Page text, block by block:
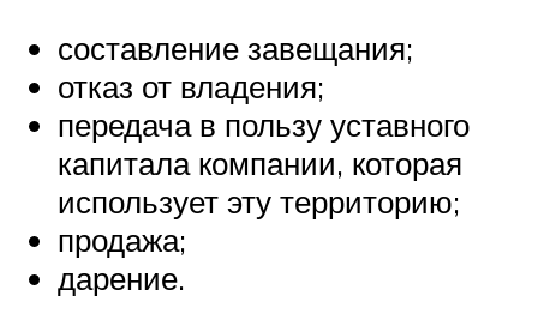
составление завещания;
отказ от владения;
передача в пользу уставного
капитала компании, которая
использует эту территорию;
продажа;
дарение.